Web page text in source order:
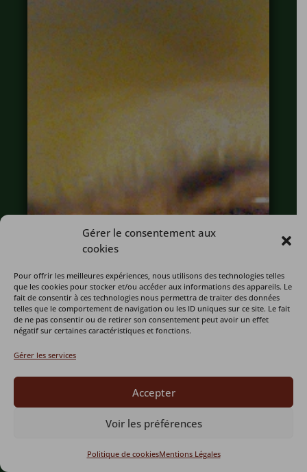
Gérer le consentement aux
cookies
Pour offrir les meilleures expériences, nous utilisons des technologies telles
que les cookies pour stocker et/ou accéder aux informations des appareils. Le
fait de consentir à ces technologies nous permettra de traiter des données
telles que le comportement de navigation ou les ID uniques sur ce site. Le fait
de ne pas consentir ou de retirer son consentement peut avoir un effet
négatif sur certaines caractéristiques et fonctions.
Gérer les services
Accepter
Voir les préférences
Politique de cookiesMentions Légales